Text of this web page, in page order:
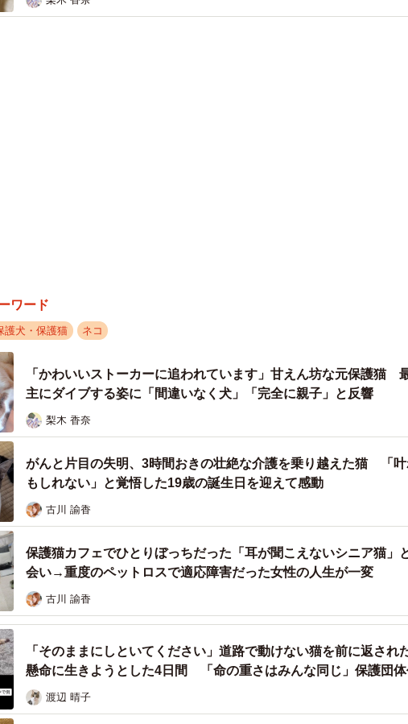
起きたといいます。
ふたりの脱走ハプニングは、こうして無事に終焉しました。そして、
とつの教訓として心に刻まれ、少しずつ猫と暮らす環境を整えるきっ
る兄弟と過ごすにぎやかな日々
ゴロンと寝そべるにゃーちゃんとおにいちゃんさん（画像提供：にゃーちゃん＆おに
ワード
護犬・保護猫 ネコ
「かわいいストーカーに追われています」甘えん坊な元保護猫
主にダイブする姿に「間違いなく犬」「完全に親子」と反響
梨木 香奈
がんと片目の失明、3時間おきの壮絶な介護を乗り越えた猫 「
もしれない」と覚悟した19歳の誕生日を迎えて感動
古川 諭香
保護猫カフェでひとりぼっちだった「耳が聞こえないシニア猫」
会い→重度のペットロスで適応障害だった女性の人生が一変
古川 諭香
「そのままにしといてください」道路で動けない猫を前に返さ
懸命に生きようとした4日間 「命の重さはみんな同じ」保護団体
え
渡辺 晴子